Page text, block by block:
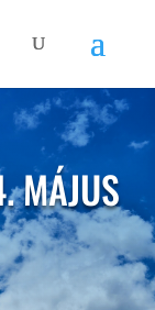
MÁJUS